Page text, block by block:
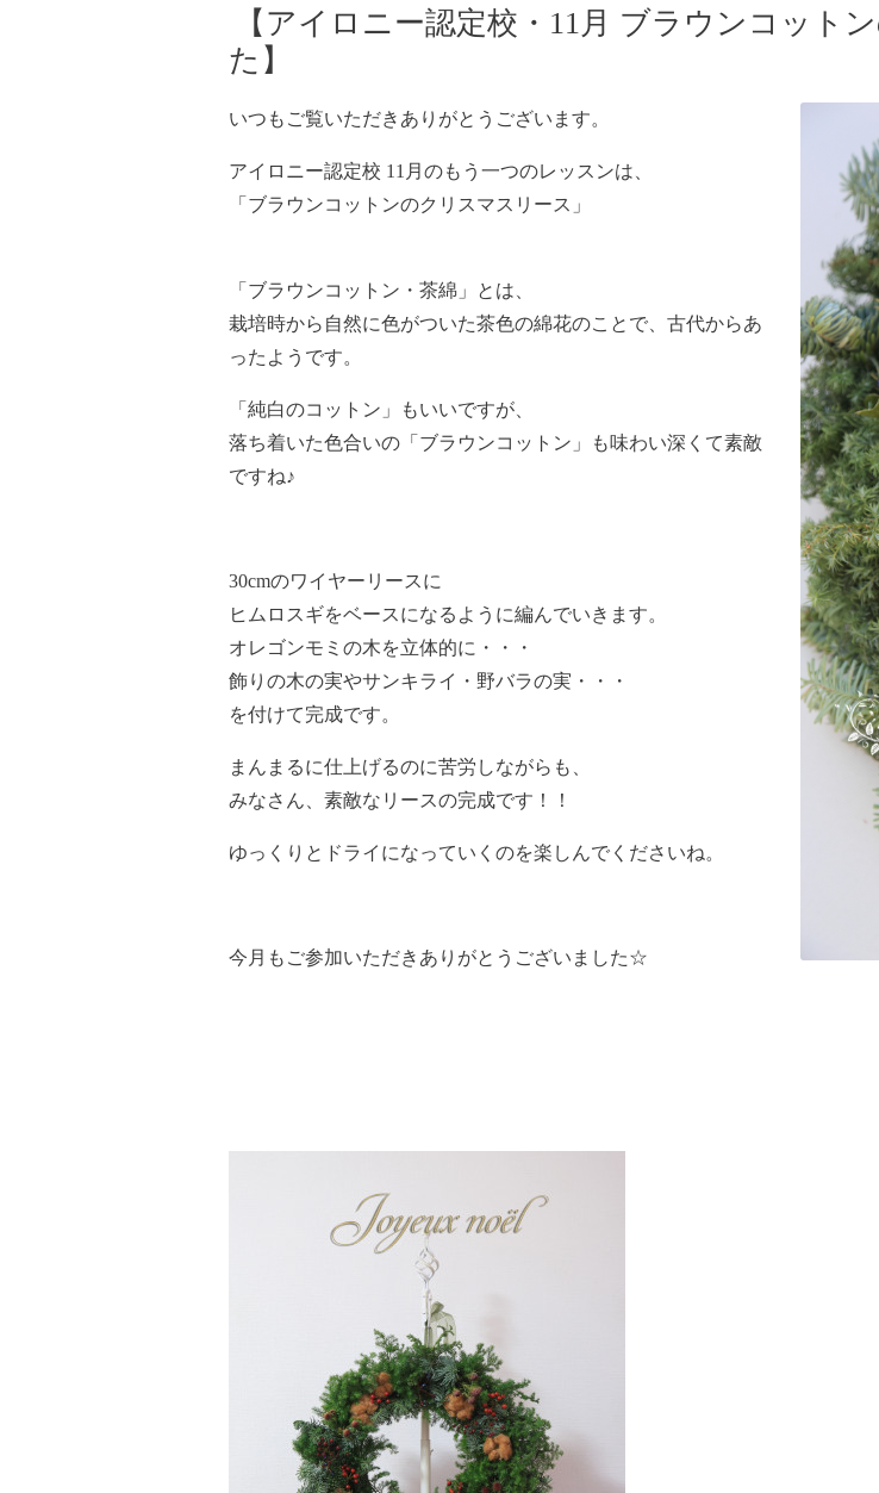
【アイロニー認定校・11月 ブラウンコット
た】
いつもご覧いただきありがとうございます。
アイロニー認定校 11月のもう一つのレッスンは、
「ブラウンコットンのクリスマスリース」
「ブラウンコットン・茶綿」とは、
栽培時から自然に色がついた茶色の綿花のことで、古代からあ
ったようです。
「純白のコットン」もいいですが、
落ち着いた色合いの「ブラウンコットン」も味わい深くて素敵
ですね♪
30cmのワイヤーリースに
ヒムロスギをベースになるように編んでいきます。
オレゴンモミの木を立体的に・・・
飾りの木の実やサンキライ・野バラの実・・・
を付けて完成です。
まんまるに仕上げるのに苦労しながらも、
みなさん、素敵なリースの完成です！！
ゆっくりとドライになっていくのを楽しんでくださいね。
今月もご参加いただきありがとうございました☆